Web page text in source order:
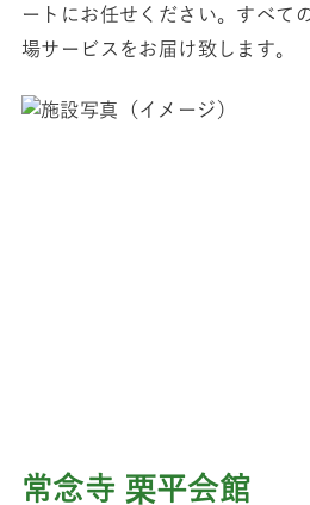
ートにお任せください。すべて
場サービスをお届け致します。
常念寺 栗平会館